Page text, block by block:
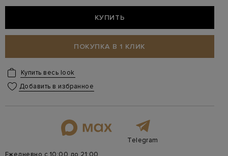
КУПИТЬ
ПОКУПКА В 1 КЛИК
Купить весь look
Добавить в избранное
Telegram